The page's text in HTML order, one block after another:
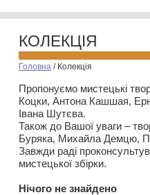
КОЛЕКЦІЯ
Головна / Колекція
Пропонуємо мистецькі
Коцки, Антона Кашшая,
Івана Шутєва.
Також до Вашої уваги –
Буряка, Михайла Демцю,
Завжди раді
мистецької збірки.
Нiчого не знайдено